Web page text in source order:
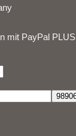
mit PayPal PLUS